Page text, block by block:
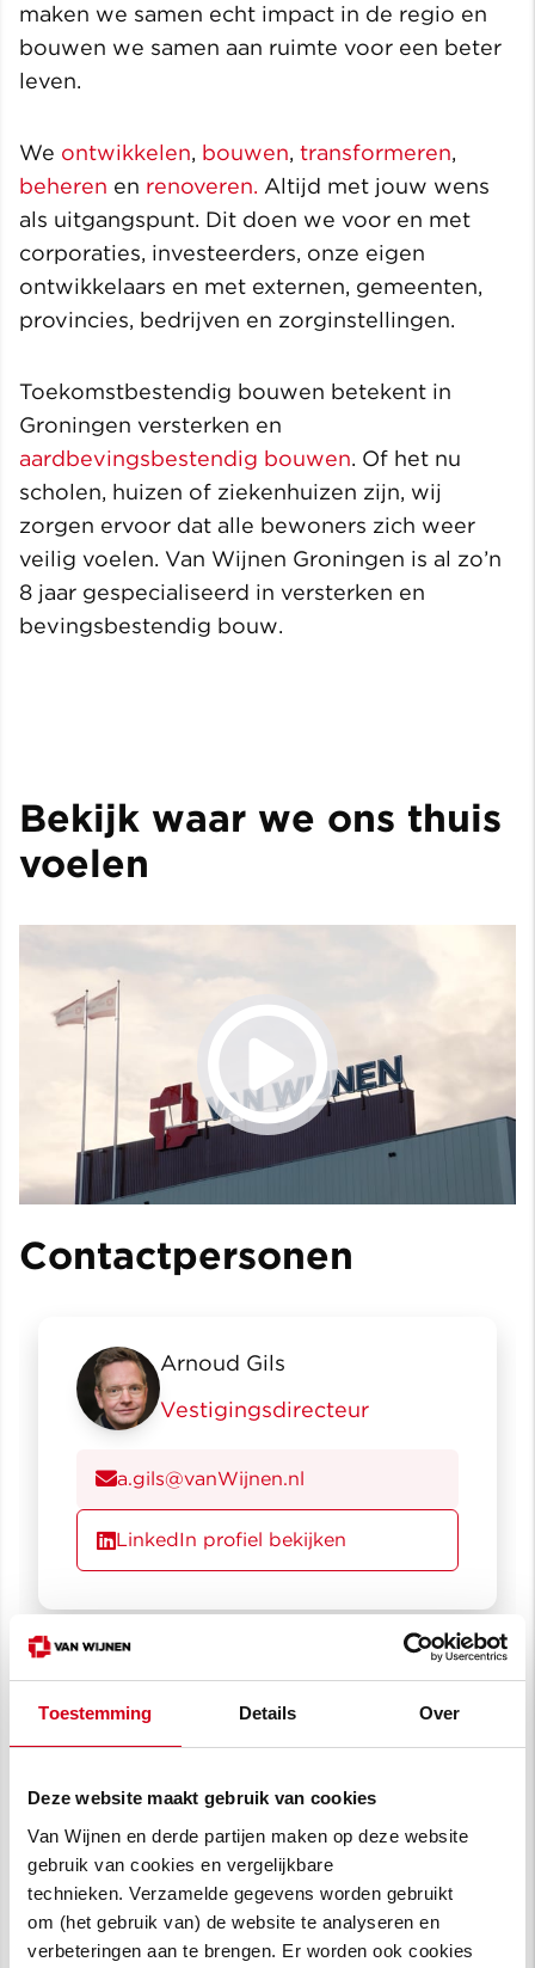
Toestemming Details Over
Deze website maakt gebruik van cookies
Van Wijnen en derde partijen maken op deze website
gebruik van cookies en vergelijkbare
technieken. Verzamelde gegevens worden gebruikt
om (het gebruik van) de website te analyseren en
verbeteringen aan te brengen. Er worden ook cookies
maken we samen echt impact in de regio en
bouwen we samen aan ruimte voor een beter
leven.
We ontwikkelen, bouwen, transformeren,
beheren en renoveren. Altijd met jouw wens
als uitgangspunt. Dit doen we voor en met
corporaties, investeerders, onze eigen
ontwikkelaars en met externen, gemeenten,
provincies, bedrijven en zorginstellingen.
Toekomstbestendig bouwen betekent in
Groningen versterken en
aardbevingsbestendig bouwen. Of het nu
scholen, huizen of ziekenhuizen zijn, wij
zorgen ervoor dat alle bewoners zich weer
veilig voelen. Van Wijnen Groningen is al zo’n
8 jaar gespecialiseerd in versterken en
bevingsbestendig bouw.
Bekijk waar we ons thuis
voelen
Contactpersonen
Arnoud Gils
Vestigingsdirecteur
a.gils@vanWijnen.nl
LinkedIn profiel bekijken
Randolf Boersma
Bedrijfsleider
r.boersma@vanwijnen.nl
Matthijs Stock